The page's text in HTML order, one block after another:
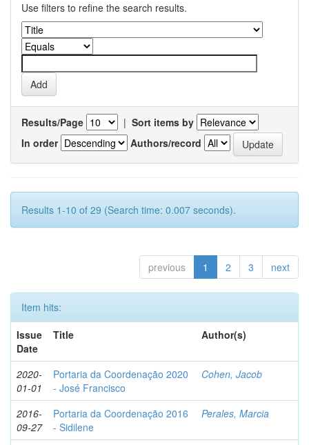
Use filters to refine the search results.
Results/Page | Sort items by
In order
Authors/record
Results 1-10 of 29 (Search time: 0.007 seconds).
previous 1 2 3 next
Item hits:
Issue
Date
Title Author(s)
2020-
01-01
Portaria da Coordenação 2020
- José Francisco
Cohen, Jacob
2016-
09-27
Portaria da Coordenação 2016
- Sidilene
Perales, Marcia